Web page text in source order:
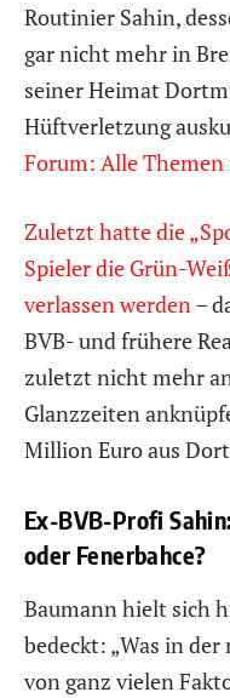
Routinier Sahin,
gar nicht mehr in
seiner Heimat
Hüftverletzung
Forum: Alle Themen
Zuletzt hatte die
Spieler die Grün-
verlassen werden–
BVB- und frühere
zuletzt nicht mehr
Glanzzeiten
Million Euro aus
Ex-BVB-Profi
oder Fenerbahce?
Baumann hielt sich
bedeckt: „Was in
von ganz vielen